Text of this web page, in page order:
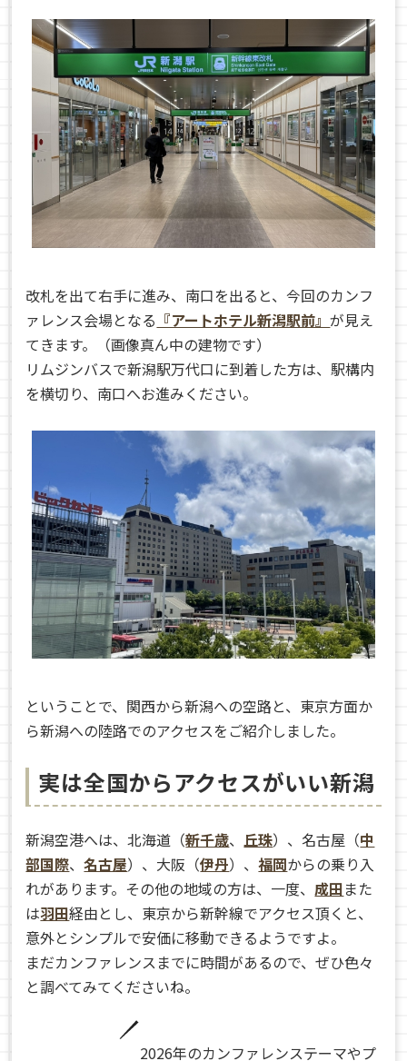
改札を出て右手に進み、南口を出ると、今回のカンフ
ァレンス会場となる 『アートホテル新潟駅前』が見え
てきます。（画像真ん中の建物です）
リムジンバスで新潟駅万代口に到着した方は、駅構内
を横切り、南口へお進みください。
ということで、関西から新潟への空路と、東京方面か
ら新潟への陸路でのアクセスをご紹介しました。
実は全国からアクセスがいい新潟
新潟空港へは、北海道（新千歳、丘珠）、名古屋（中
部国際、名古屋）、大阪（伊丹）、福岡からの乗り入
れがあります。その他の地域の方は、一度、成田また
は羽田経由とし、東京から新幹線でアクセス頂くと、
意外とシンプルで安価に移動できるようですよ。
まだカンファレンスまでに時間があるので、ぜひ色々
と調べてみてくださいね。
2026年のカンファレンステーマやプ